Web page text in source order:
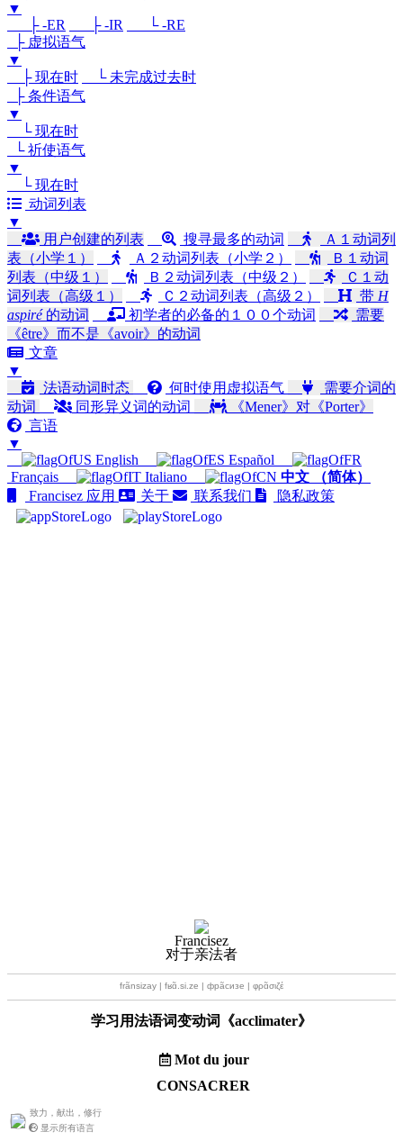
▼
├ -ER
├ -IR
└ -RE
├ 虚拟语气
▼
├ 现在时
└ 未完成过去时
├ 条件语气
▼
└ 现在时
└ 祈使语气
▼
└ 现在时
动词列表
▼
用户创建的列表
搜寻最多的动词
Ａ１动词列
表（小学１）
Ａ２动词列表（小学２）
Ｂ１动词
列表（中级１）
Ｂ２动词列表（中级２）
Ｃ１动
词列表（高级１）
Ｃ２动词列表（高级２） 带 H
aspiré的动词 初学者的必备的１００个动词
需要
《être》而不是《avoir》的动词
文章
▼
法语动词时态
何时使用虚拟语气
需要介词的
动词
同形异义词的动词
《Mener》对《Porter》
言语
▼
English
Español
Français
Italiano
中文 （简体）
Francisez 应用
关于 联系我们 隐私政策
Francisez
对于亲法者
frãnsizay | fʁɑ̃.si.ze | фрãсизе | φρɑ̃σιζέ
学习用法语词变动词《acclimater》
Mot du jour
CONSACRER
致力，献出，修行
显示所有语言